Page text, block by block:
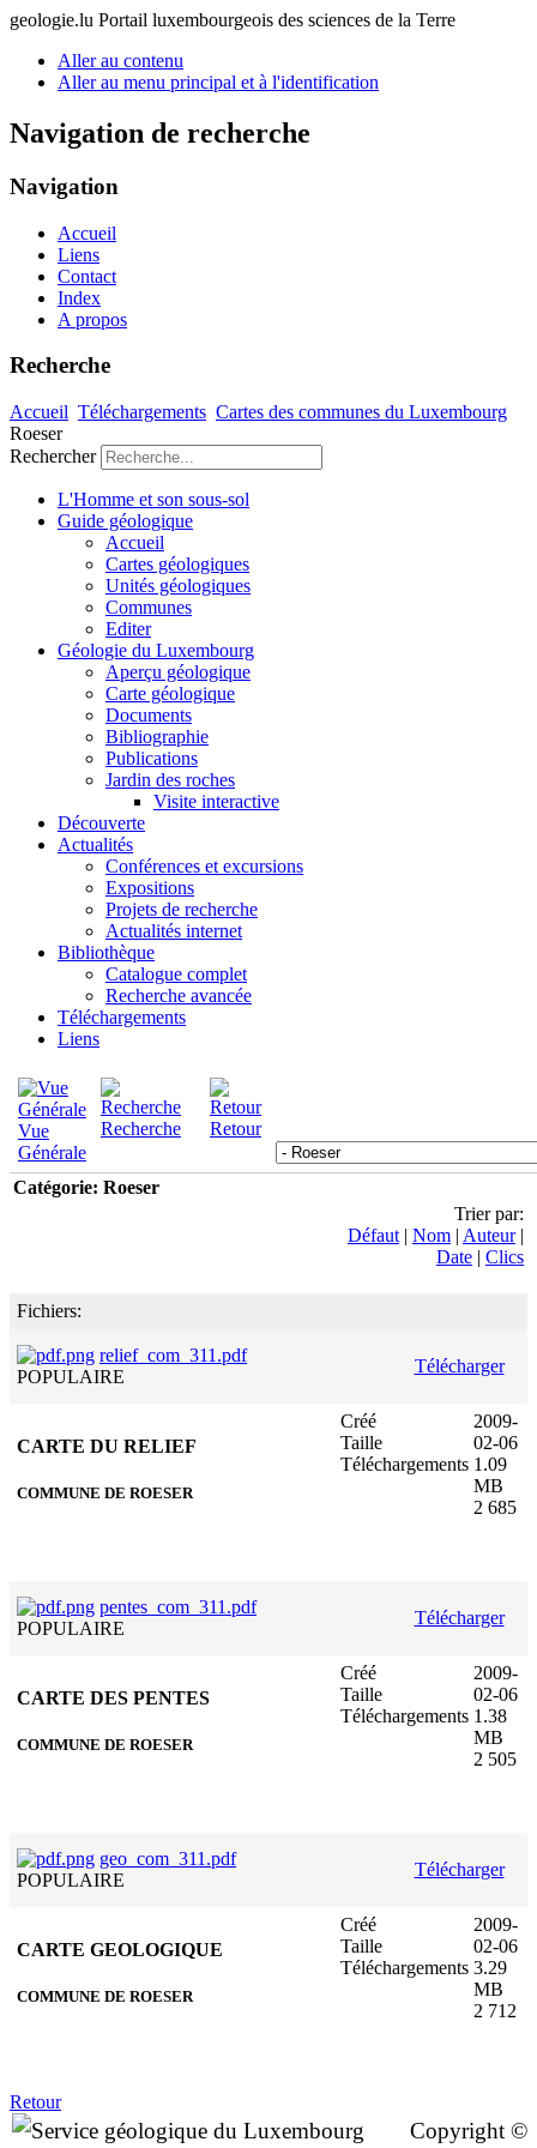
geologie.lu Portail luxembourgeois des sciences de la Terre
Aller au contenu
Aller au menu principal et à l'identification
Navigation de recherche
Navigation
Accueil
Liens
Contact
Index
A propos
Recherche
Accueil Téléchargements Cartes des communes du Luxembourg
Roeser
Rechercher
L'Homme et son sous-sol
Guide géologique
Accueil
Cartes géologiques
Unités géologiques
Communes
Editer
Géologie du Luxembourg
Aperçu géologique
Carte géologique
Documents
Bibliographie
Publications
Jardin des roches
Visite interactive
Découverte
Actualités
Conférences et excursions
Expositions
Projets de recherche
Actualités internet
Bibliothèque
Catalogue complet
Recherche avancée
Téléchargements
Liens
Vue
Générale
Recherche Retour
Catégorie: Roeser
Trier par:
Défaut | Nom | Auteur|
Date | Clics
Fichiers:
relief_com_311.pdf
POPULAIRE
Télécharger
CARTE DU RELIEF
COMMUNE DE ROESER
Créé
Taille
Téléchargements
2009-
02-06
1.09
MB
2 685
pentes_com_311.pdf
POPULAIRE
Télécharger
CARTE DES PENTES
COMMUNE DE ROESER
Créé
Taille
Téléchargements
2009-
02-06
1.38
MB
2 505
geo_com_311.pdf
POPULAIRE
Télécharger
CARTE GEOLOGIQUE
COMMUNE DE ROESER
Créé
Taille
Téléchargements
2009-
02-06
3.29
MB
2 712
Retour
Copyright ©